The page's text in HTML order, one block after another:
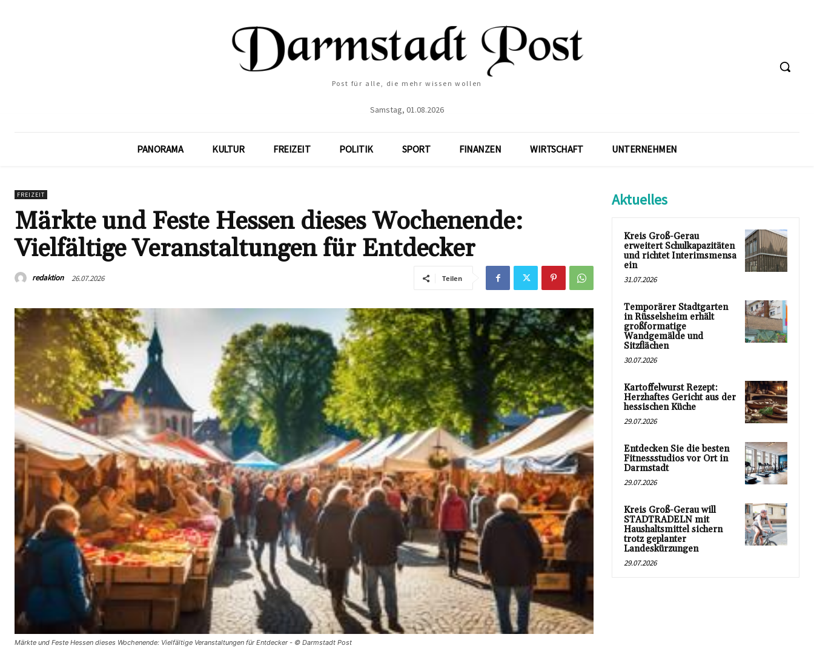
Post für alle, die mehr wissen wollen
Samstag, 01.08.2026
PANORAMA KULTUR FREIZEIT POLITIK SPORT FINANZEN WIRTSCHAFT UNTERNEHMEN
FREIZEIT
Märkte und Feste Hessen dieses Wochenende:
Vielfältige Veranstaltungen für Entdecker
redaktion 26.07.2026 Teilen
Märkte und Feste Hessen dieses Wochenende: Vielfältige Veranstaltungen für Entdecker - © Darmstadt Post
Aktuelles
Kreis Groß-Gerau
erweitert Schulkapazitäten
und richtet Interimsmensa
ein
31.07.2026
Temporärer Stadtgarten
in Rüsselsheim erhält
großformatige
Wandgemälde und
Sitzflächen
30.07.2026
Kartoffelwurst Rezept:
Herzhaftes Gericht aus der
hessischen Küche
29.07.2026
Entdecken Sie die besten
Fitnessstudios vor Ort in
Darmstadt
29.07.2026
Kreis Groß-Gerau will
STADTRADELN mit
Haushaltsmittel sichern
trotz geplanter
Landeskürzungen
29.07.2026